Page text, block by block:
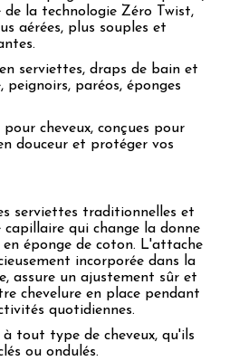
de la technologie Zéro Twist,
aérées, plus souples et
serviettes, draps de bain et
paréos, éponges
cheveux, conçues pour
douceur et protéger vos
serviettes traditionnelles et
capillaire qui change la donne
éponge de coton. L'attache
incorporée dans la
assure un ajustement sûr et
chevelure en place pendant
quotidiennes.
tout type de cheveux, qu'ils
ou ondulés.